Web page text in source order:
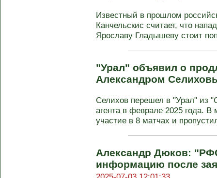
Известный в прошлом
Канчельскис считает, что
Ярославу Гладышеву стоит
"Урал" объявил о
Александром
Селихов перешел в "Урал" из
агента в феврале 2025 года.
участие в 8 матчах и
Александр Дюков:
информацию после